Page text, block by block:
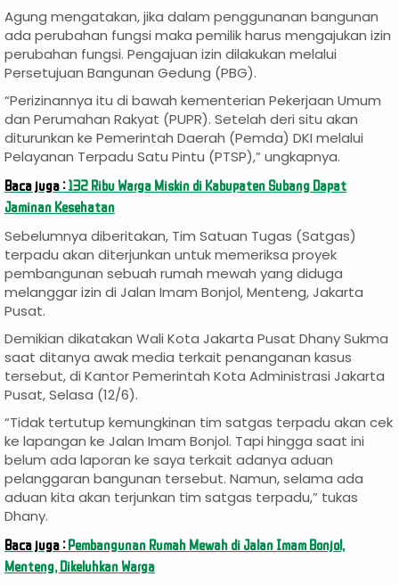
Agung mengatakan, jika dalam penggunanan bangunan
ada perubahan fungsi maka pemilik harus mengajukan izin
perubahan fungsi. Pengajuan izin dilakukan melalui
Persetujuan Bangunan Gedung (PBG).
“Perizinannya itu di bawah kementerian Pekerjaan Umum
dan Perumahan Rakyat (PUPR). Setelah deri situ akan
diturunkan ke Pemerintah Daerah (Pemda) DKI melalui
Pelayanan Terpadu Satu Pintu (PTSP),” ungkapnya.
Baca juga :132 Ribu Warga Miskin di Kabupaten Subang Dapat
Jaminan Kesehatan
Sebelumnya diberitakan, Tim Satuan Tugas (Satgas)
terpadu akan diterjunkan untuk memeriksa proyek
pembangunan sebuah rumah mewah yang diduga
melanggar izin di Jalan Imam Bonjol, Menteng, Jakarta
Pusat.
Demikian dikatakan Wali Kota Jakarta Pusat Dhany Sukma
saat ditanya awak media terkait penanganan kasus
tersebut, di Kantor Pemerintah Kota Administrasi Jakarta
Pusat, Selasa (12/6).
“Tidak tertutup kemungkinan tim satgas terpadu akan cek
ke lapangan ke Jalan Imam Bonjol. Tapi hingga saat ini
belum ada laporan ke saya terkait adanya aduan
pelanggaran bangunan tersebut. Namun, selama ada
aduan kita akan terjunkan tim satgas terpadu,” tukas
Dhany.
Baca juga :Pembangunan Rumah Mewah di Jalan Imam Bonjol,
Menteng, Dikeluhkan Warga